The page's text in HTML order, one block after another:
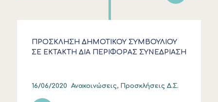
ΠΡΟΣΚΛΗΣΗ ΔΗΜΟΤΙΚΟΥ ΣΥΜΒΟΥΛΙΟΥ
ΣΕ ΕΚΤΑΚΤΗ ΔΙΑ ΠΕΡΙΦΟΡΑΣ ΣΥΝΕΔΡΙΑΣΗ
16/06/2020 Ανακοινώσεις, Προσκλήσεις Δ.Σ.